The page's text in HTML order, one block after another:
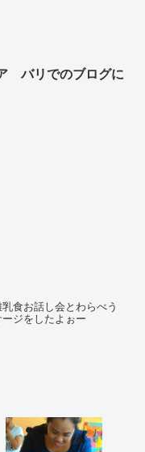
バリでのブログに
食お話し会とわらべう
ジをしたよぉー